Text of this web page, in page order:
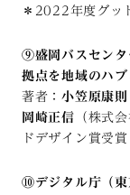
＊2022年度グッ
⑨盛岡バスセンタ
拠点を地域のハ
著者：小笠原康則
岡崎正信 （株式
ドデザイン賞受賞
⑩デジタル庁（東